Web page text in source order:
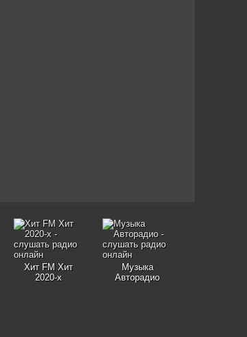
Хит FM Хит
2020-х
Музыка
Авторадио